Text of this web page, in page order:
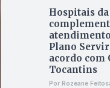
Hospitais
Plano
acordo com
Tocantins
Por Rozeane